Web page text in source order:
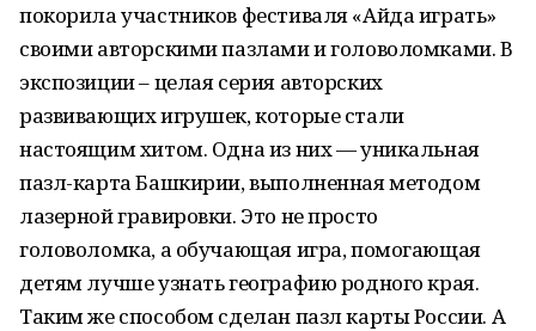
покорила участников фестиваля «Айда играть»
своими авторскими пазлами и головоломками. В
экспозиции – целая серия авторских
развивающих игрушек, которые стали
настоящим хитом. Одна из них — уникальная
пазл-карта Башкирии, выполненная методом
лазерной гравировки. Это не просто
головоломка, а обучающая игра, помогающая
детям лучше узнать географию родного края.
Таким же способом сделан пазл карты России. А